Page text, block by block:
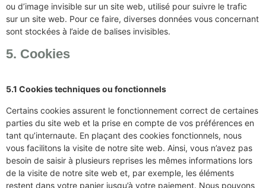
ou d’image invisible sur un site web, utilisé pour suivre le trafic
sur un site web. Pour ce faire, diverses données vous concernant
sont stockées à l’aide de balises invisibles.
5. Cookies
5.1 Cookies techniques ou fonctionnels
Certains cookies assurent le fonctionnement correct de certaines
parties du site web et la prise en compte de vos préférences en
tant qu’internaute. En plaçant des cookies fonctionnels, nous
vous facilitons la visite de notre site web. Ainsi, vous n’avez pas
besoin de saisir à plusieurs reprises les mêmes informations lors
de la visite de notre site web et, par exemple, les éléments
restent dans votre panier jusqu’à votre paiement. Nous pouvons